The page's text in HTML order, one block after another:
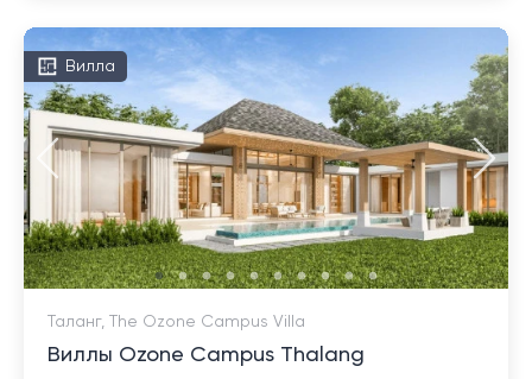
Вилла
Таланг, The Ozone Campus Villa
Виллы Ozone Campus Thalang